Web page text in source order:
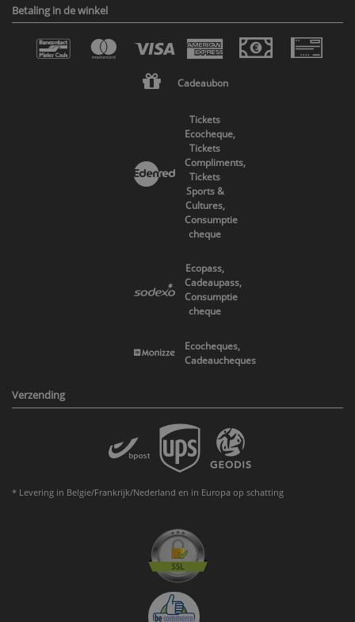
Betaling in de winkel
Cadeaubon
Tickets
Ecocheque,
Tickets
Compliments,
Tickets
Sports &
Cultures,
Consumptie
cheque
Ecopass,
Cadeaupass,
Consumptie
cheque
Ecocheques,
Cadeaucheques
Verzending
* Levering in Belgie/Frankrijk/Nederland en in Europa op schatting